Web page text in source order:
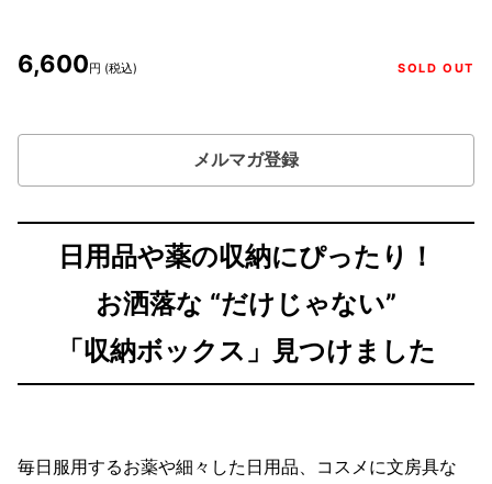
6,600円 (税込) SOLD OUT
メルマガ登録
日用品や薬の収納にぴったり！
お洒落な “だけじゃない”
「収納ボックス」見つけました
毎日服用するお薬や細々した日用品、コスメに文房具な